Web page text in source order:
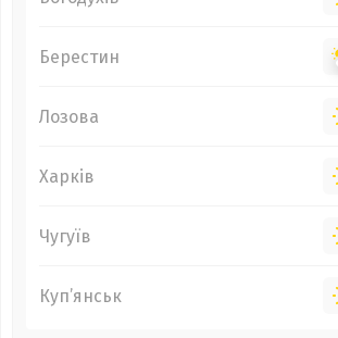
Берестин
Лозова
Харків
Чугуїв
Куп’янськ